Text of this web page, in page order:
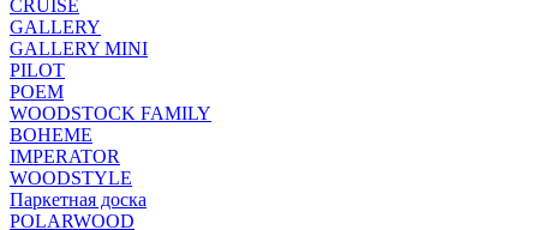
CRUISE
GALLERY
GALLERY MINI
PILOT
POEM
WOODSTOCK FAMILY
BOHEME
IMPERATOR
WOODSTYLE
Паркетная доска
POLARWOOD